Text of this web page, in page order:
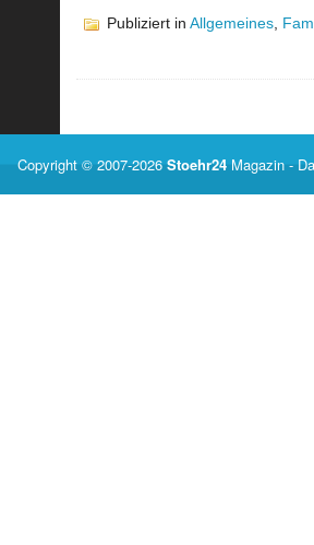
Publiziert in Allgemeines,
Copyright © 2007-2026 Stoehr24 Magazin -